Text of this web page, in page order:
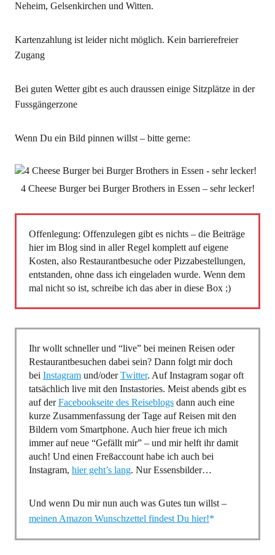
Neheim, Gelsenkirchen und Witten.
Kartenzahlung ist leider nicht möglich. Kein barrierefreier
Zugang
Bei guten Wetter gibt es auch draussen einige Sitzplätze in der
Fussgängerzone
Wenn Du ein Bild pinnen willst – bitte gerne:
4 Cheese Burger bei Burger Brothers in Essen – sehr lecker!
Offenlegung: Offenzulegen gibt es nichts – die Beiträge
hier im Blog sind in aller Regel komplett auf eigene
Kosten, also Restaurantbesuche oder Pizzabestellungen,
entstanden, ohne dass ich eingeladen wurde. Wenn dem
mal nicht so ist, schreibe ich das aber in diese Box ;)
Ihr wollt schneller und “live” bei meinen Reisen oder
Restaurantbesuchen dabei sein? Dann folgt mir doch
bei Instagramund/oderTwitter. Auf Instagram sogar oft
tatsächlich live mit den Instastories. Meist abends gibt es
auf derFacebookseite des Reiseblogsdann auch eine
kurze Zusammenfassung der Tage auf Reisen mit den
Bildern vom Smartphone. Auch hier freue ich mich
immer auf neue “Gefällt mir” – und mir helft ihr damit
auch! Und einen Freßaccount habe ich auch bei
Instagram, hier geht’s lang. Nur Essensbilder…
Und wenn Du mir nun auch was Gutes tun willst –
meinen Amazon Wunschzettel findest Du hier!